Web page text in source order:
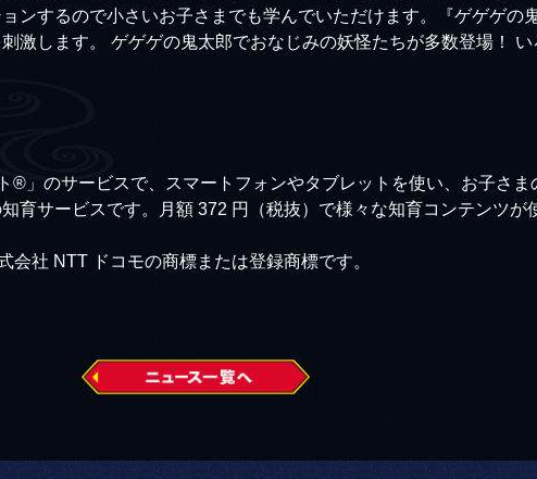
ンするので小さいお子さまでも学んでいただけます。『ゲゲゲの
激します。 ゲゲゲの鬼太郎でおなじみの妖怪たちが多数登場！
®」のサービスで、スマートフォンやタブレットを使い、お子さま
育サービスです。月額 372 円（税抜）で様々な知育コンテンツが
社 NTT ドコモの商標または登録商標です。